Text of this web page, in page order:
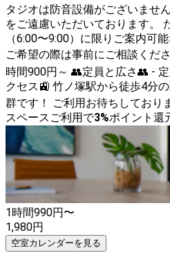
タジオは防音設備がございませ
をご遠慮いただいております。
（6:00〜9:00）に限りご案内可
ご希望の際は事前にご相談ください。 ～ 💰料金プ
時間900円～ 👥定員と広さ👥 - 定員：6名 - 広さ：19㎡ 🚉ア
クセス🚉 竹ノ塚駅から徒歩4分
群です！ ご利用お待ちしてお
スペースご利用で3%ポイント還
1時間990円〜
1,980円
空室カレンダーを見る